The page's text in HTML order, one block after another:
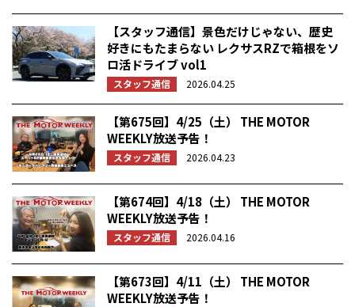
【スタッフ通信】景色だけじゃない、歴史
好きにもたまらない レクサスRZで箱根をソ
ロ活ドライブ vol1
スタッフ通信 2026.04.25
【第675回】4/25（土） THE MOTOR
WEEKLY放送予告！
スタッフ通信 2026.04.23
【第674回】4/18（土） THE MOTOR
WEEKLY放送予告！
スタッフ通信 2026.04.16
【第673回】4/11（土） THE MOTOR
WEEKLY放送予告！